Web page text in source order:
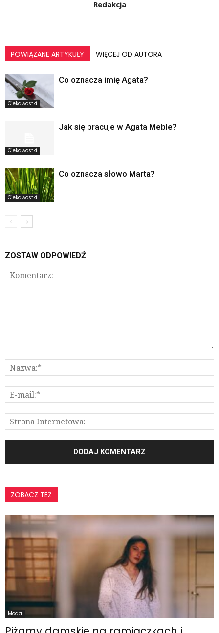
Redakcja
POWIĄZANE ARTYKUŁY WIĘCEJ OD AUTORA
Ciekawostki
Co oznacza imię Agata?
Ciekawostki
Jak się pracuje w Agata Meble?
Ciekawostki
Co oznacza słowo Marta?
ZOSTAW ODPOWIEDŹ
ZOBACZ TEŻ
Moda